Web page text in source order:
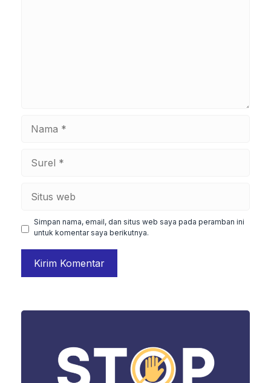
Simpan nama, email, dan situs web saya pada peramban ini
untuk komentar saya berikutnya.